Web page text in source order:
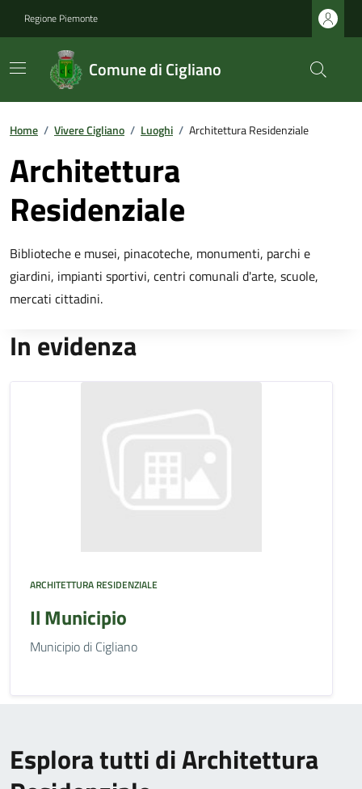
Regione Piemonte
Comune di Cigliano
Home / Vivere Cigliano / Luoghi / Architettura Residenziale
Architettura
Residenziale
Biblioteche e musei, pinacoteche, monumenti, parchi e
giardini, impianti sportivi, centri comunali d'arte, scuole,
mercati cittadini.
In evidenza
ARCHITETTURA RESIDENZIALE
Il Municipio
Municipio di Cigliano
Esplora tutti di Architettura